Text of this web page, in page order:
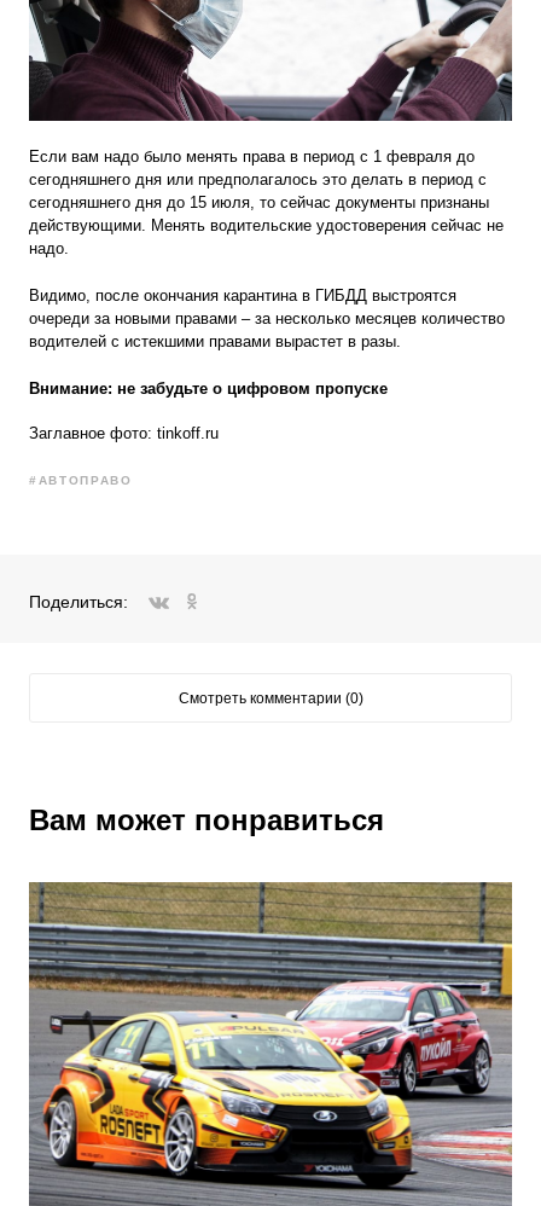
Если вам надо было менять права в период с 1 февраля до
сегодняшнего дня или предполагалось это делать в период с
сегодняшнего дня до 15 июля, то сейчас документы признаны
действующими. Менять водительские удостоверения сейчас не
надо.
Видимо, после окончания карантина в ГИБДД выстроятся
очереди за новыми правами – за несколько месяцев количество
водителей с истекшими правами вырастет в разы.
Внимание: не забудьте о цифровом пропуске
Заглавное фото: tinkoff.ru
#АВТОПРАВО
Поделиться:
ВКонтакте
Смотреть комментарии (0)
Вам может понравиться